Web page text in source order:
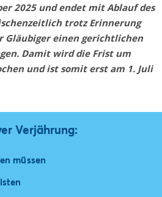
2025 und endet mit Ablauf des
trotz Erinnerung
Gläubiger einen gerichtlichen
Damit wird die Frist um
und ist somit erst am 1. Juli
Verjährung:
müssen